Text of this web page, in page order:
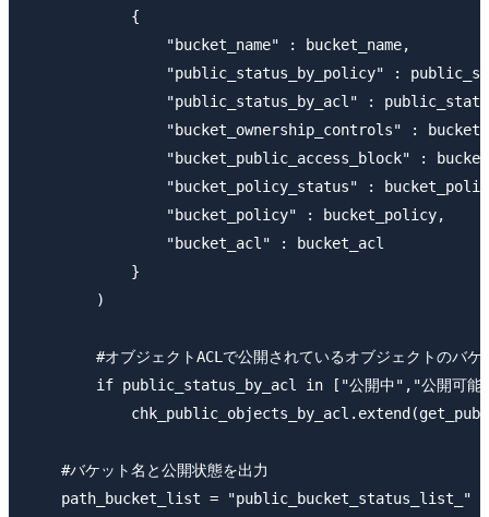
            {
                "bucket_name" : bucket_name,
"public_status_by_policy" :
"public_status_by_acl" :
"bucket_ownership_controls" :
"bucket_public_access_block" :
"bucket_policy_status" :
                "bucket_policy" : bucket_policy,
                "bucket_acl" : bucket_acl
            }
        )
#オブジェクトACLで公開されているオブジェクトのバケ
if public_status_by_acl in ["公開中","公開可能
    #バケット名と公開状態を出力
path_bucket_list = "public_bucket_status_list_"